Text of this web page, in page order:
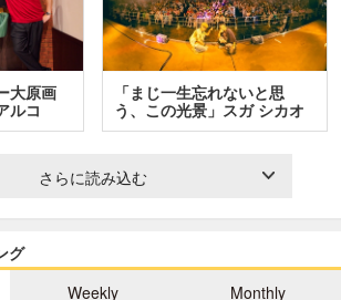
大原画
ルコ
「まじ一生忘れないと思
う、この光景」スガ シカオ
と…
さらに読み込む
グ
Weekly Monthly